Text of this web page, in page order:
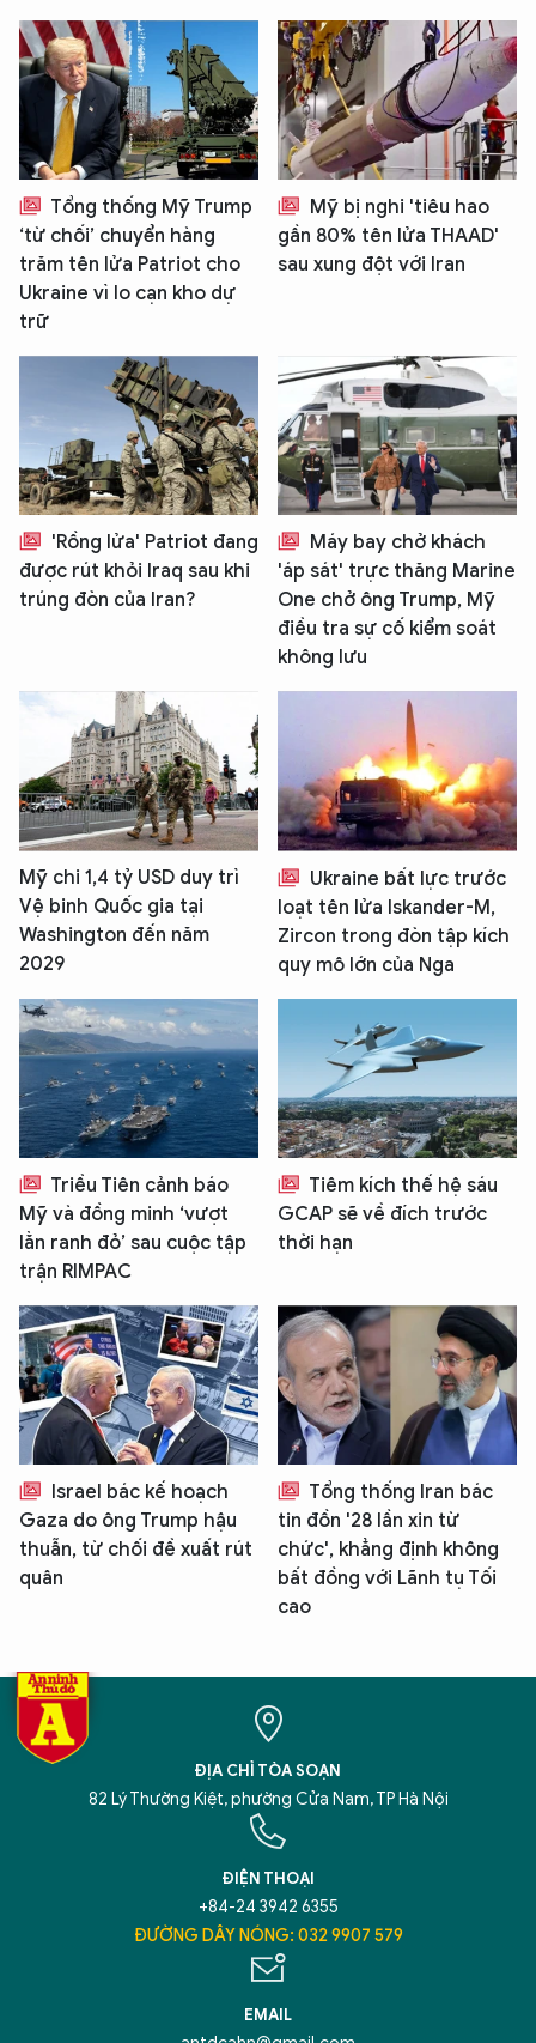
Tổng thống Mỹ Trump
‘từ chối’ chuyển hàng
trăm tên lửa Patriot cho
Ukraine vì lo cạn kho dự
trữ
Mỹ bị nghi 'tiêu hao
gần 80% tên lửa THAAD'
sau xung đột với Iran
'Rồng lửa' Patriot đang
được rút khỏi Iraq sau khi
trúng đòn của Iran?
Máy bay chở khách
'áp sát' trực thăng Marine
One chở ông Trump, Mỹ
điều tra sự cố kiểm soát
không lưu
Mỹ chi 1,4 tỷ USD duy trì
Vệ binh Quốc gia tại
Washington đến năm
2029
Ukraine bất lực trước
loạt tên lửa Iskander-M,
Zircon trong đòn tập kích
quy mô lớn của Nga
Triều Tiên cảnh báo
Mỹ và đồng minh ‘vượt
lằn ranh đỏ’ sau cuộc tập
trận RIMPAC
Tiêm kích thế hệ sáu
GCAP sẽ về đích trước
thời hạn
Israel bác kế hoạch
Gaza do ông Trump hậu
thuẫn, từ chối đề xuất rút
quân
Tổng thống Iran bác
tin đồn '28 lần xin từ
chức', khẳng định không
bất đồng với Lãnh tụ Tối
cao
ĐỊA CHỈ TÒA SOẠN
82 Lý Thường Kiệt, phường Cửa Nam, TP Hà Nội
ĐIỆN THOẠI
+84-24 3942 6355
ĐƯỜNG DÂY NÓNG: 032 9907 579
EMAIL